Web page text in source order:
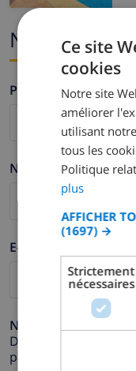
Nom et
Prénom *
Nom de famille *
E-mail *
Numéro de
Dans le cas où votre
pas correctement.
Ce site
cookies
Notre site
améliorer
utilisant
tous les
Politique
plus
AFFICHER
(1697) →
Strictement
nécessaires